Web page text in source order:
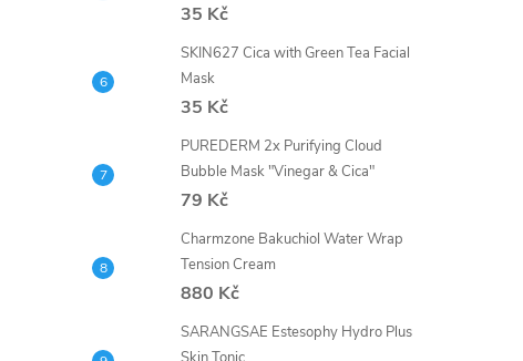
35 Kč
SKIN627 Cica with Green Tea Facial
Mask
35 Kč
PUREDERM 2x Purifying Cloud
Bubble Mask "Vinegar & Cica"
79 Kč
Charmzone Bakuchiol Water Wrap
Tension Cream
880 Kč
SARANGSAE Estesophy Hydro Plus